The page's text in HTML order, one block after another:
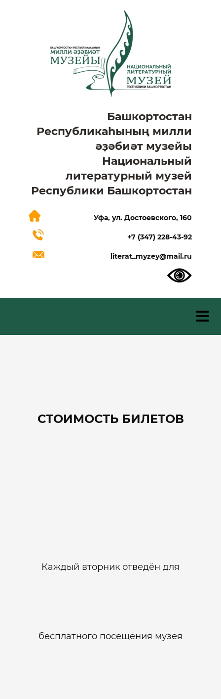
Башкортостан
Республикаһының милли
әҙәбиәт музейы
Национальный
литературный музей
Республики Башкортостан
Уфа, ул. Достоевского, 160
+7 (347) 228-43-92
literat_myzey@mail.ru
СТОИМОСТЬ БИЛЕТОВ
Каждый вторник отведён для
бесплатного посещения музея